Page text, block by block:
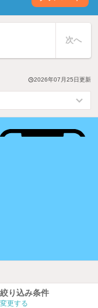
次へ
2026年07月25日更新
絞り込み条件
変更する